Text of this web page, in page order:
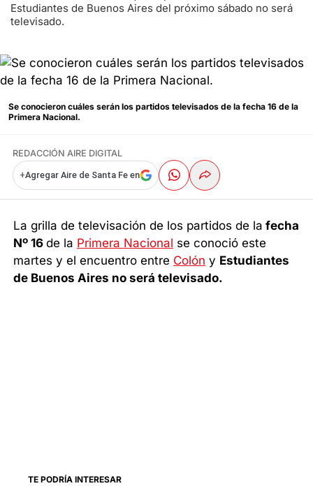
Estudiantes de Buenos Aires del próximo sábado no será
televisado.
Se conocieron cuáles serán los partidos televisados de la fecha 16 de la
Primera Nacional.
REDACCIÓN AIRE DIGITAL
+Agregar Aire de Santa Fe en
La grilla de televisación de los partidos de la fecha
Nº 16de la Primera Nacional se conoció este
martes y el encuentro entre Colón y Estudiantes
de Buenos Aires no será televisado.
TE PODRÍA INTERESAR